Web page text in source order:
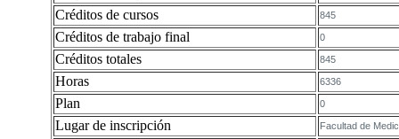
Créditos de cursos 845
Créditos de trabajo final 0
Créditos totales 845
Horas 6336
Plan 0
Lugar de inscripción Facultad de